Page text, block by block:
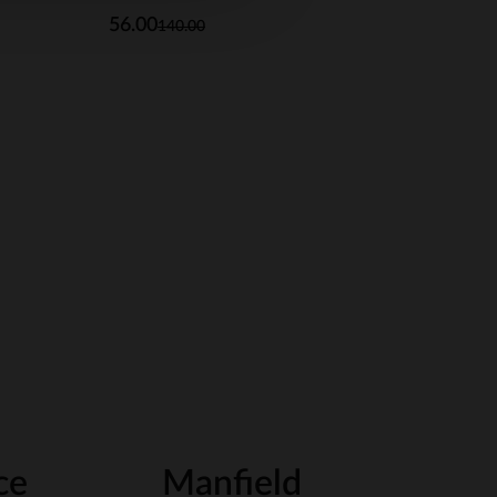
140.00
56.00
Manfield